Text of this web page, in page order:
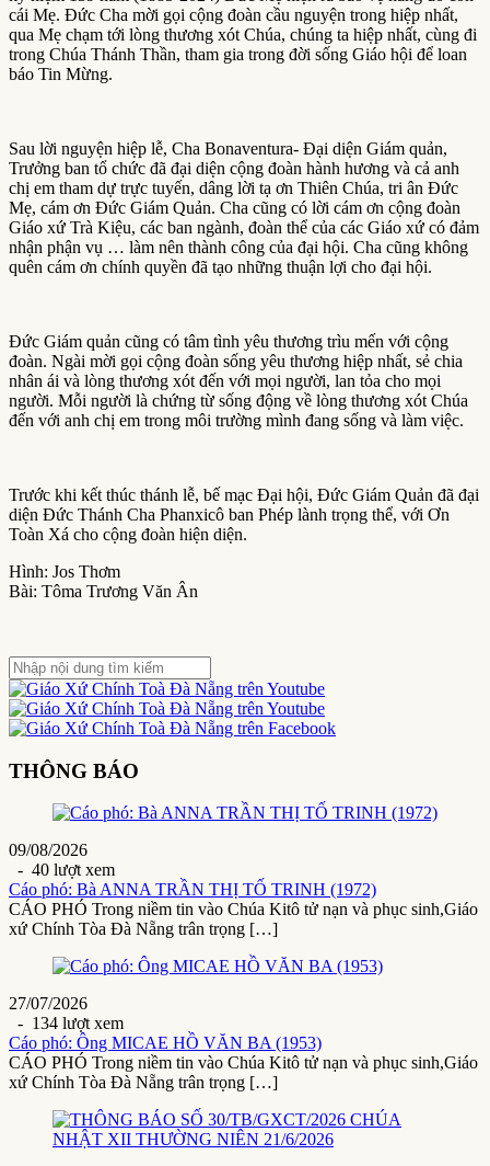
cái Mẹ. Đức Cha mời gọi cộng đoàn cầu nguyện trong hiệp nhất,
qua Mẹ chạm tới lòng thương xót Chúa, chúng ta hiệp nhất, cùng đi
trong Chúa Thánh Thần, tham gia trong đời sống Giáo hội để loan
báo Tin Mừng.
Sau lời nguyện hiệp lễ, Cha Bonaventura- Đại diện Giám quản,
Trưởng ban tổ chức đã đại diện cộng đoàn hành hương và cả anh
chị em tham dự trực tuyến, dâng lời tạ ơn Thiên Chúa, tri ân Đức
Mẹ, cám ơn Đức Giám Quản. Cha cũng có lời cám ơn cộng đoàn
Giáo xứ Trà Kiệu, các ban ngành, đoàn thể của các Giáo xứ có đảm
nhận phận vụ … làm nên thành công của đại hội. Cha cũng không
quên cám ơn chính quyền đã tạo những thuận lợi cho đại hội.
Đức Giám quản cũng có tâm tình yêu thương trìu mến với cộng
đoàn. Ngài mời gọi cộng đoàn sống yêu thương hiệp nhất, sẻ chia
nhân ái và lòng thương xót đến với mọi người, lan tỏa cho mọi
người. Mỗi người là chứng từ sống động về lòng thương xót Chúa
đến với anh chị em trong môi trường mình đang sống và làm việc.
Trước khi kết thúc thánh lễ, bế mạc Đại hội, Đức Giám Quản đã đại
diện Đức Thánh Cha Phanxicô ban Phép lành trọng thể, với Ơn
Toàn Xá cho cộng đoàn hiện diện.
Hình: Jos Thơm
Bài: Tôma Trương Văn Ân
THÔNG BÁO
09/08/2026
- 40 lượt xem
Cáo phó: Bà ANNA TRẦN THỊ TỐ TRINH (1972)
CÁO PHÓ Trong niềm tin vào Chúa Kitô tử nạn và phục sinh,Giáo
xứ Chính Tòa Đà Nẵng trân trọng […]
27/07/2026
- 134 lượt xem
Cáo phó: Ông MICAE HỒ VĂN BA (1953)
CÁO PHÓ Trong niềm tin vào Chúa Kitô tử nạn và phục sinh,Giáo
xứ Chính Tòa Đà Nẵng trân trọng […]